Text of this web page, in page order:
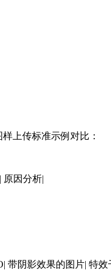
上传标准示例对比：
原因分析|
带阴影效果的图片| 特效